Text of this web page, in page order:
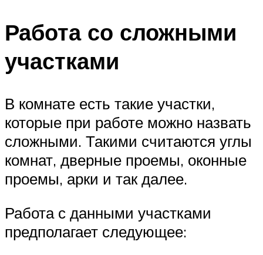
Работа со сложными
участками
В комнате есть такие участки,
которые при работе можно назвать
сложными. Такими считаются углы
комнат, дверные проемы, оконные
проемы, арки и так далее.
Работа с данными участками
предполагает следующее: